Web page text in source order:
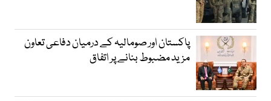
پاکستان اور صومالیہ کے درمیان دفاعی تعاون
مزید مضبوط بنانے پر اتفاق